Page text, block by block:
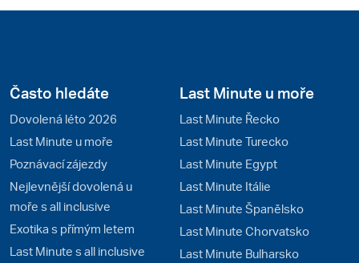
Často hledáte
Dovolená léto 2026
Last Minute u moře
Poznávací zájezdy
Nejlevnější dovolená u
moře s all inclusive
Exotika s přímým letem
Last Minute s all inclusive
Last Minute u moře
Last Minute Řecko
Last Minute Turecko
Last Minute Egypt
Last Minute Itálie
Last Minute Španělsko
Last Minute Chorvatsko
Last Minute Bulharsko